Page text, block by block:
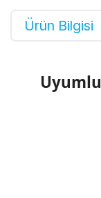
Ürün Bilgisi